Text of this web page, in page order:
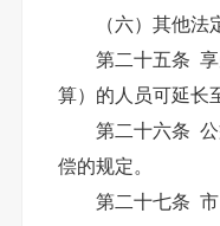
（六）其他法定
第二十五条 享受
算）的人员可延长
第二十六条 公益
偿的规定。
第二十七条 市、